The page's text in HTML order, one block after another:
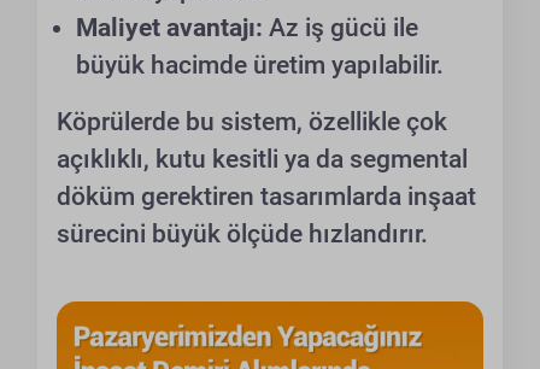
Maliyet avantajı: Az iş gücü ile
büyük hacimde üretim yapılabilir.
Köprülerde bu sistem, özellikle çok
açıklıklı, kutu kesitli ya da segmental
döküm gerektiren tasarımlarda inşaat
sürecini büyük ölçüde hızlandırır.